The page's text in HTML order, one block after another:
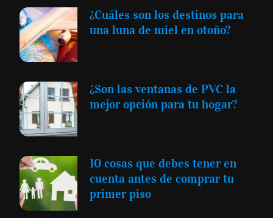
¿Cuáles son los destinos para
una luna de miel en otoño?
¿Son las ventanas de PVC la
mejor opción para tu hogar?
10 cosas que debes tener en
cuenta antes de comprar tu
primer piso